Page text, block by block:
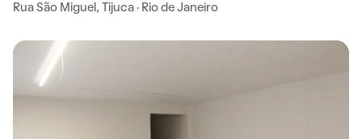
Rua São Miguel, Tijuca · Rio de Janeiro